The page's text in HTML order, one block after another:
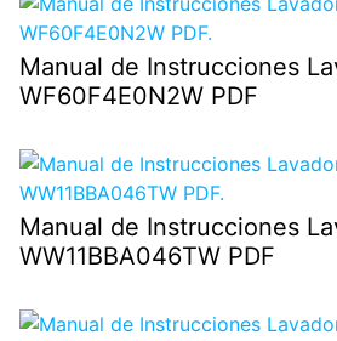
Manual de Instrucciones
WF60F4E0N2W PDF
Manual de Instrucciones
WW11BBA046TW PDF